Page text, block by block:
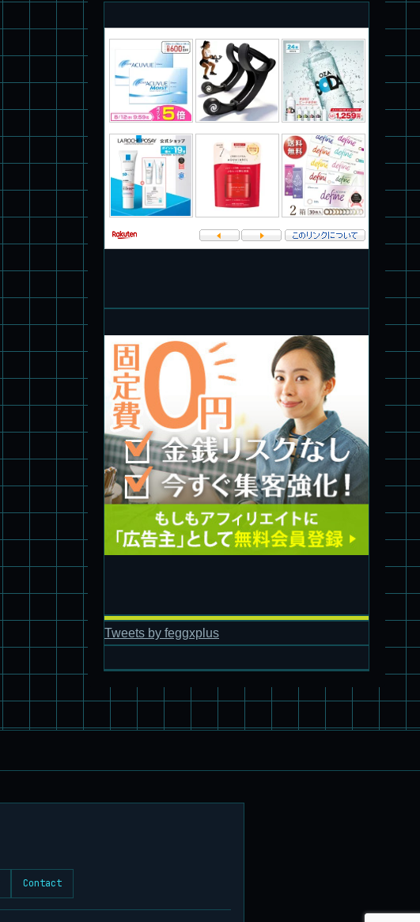
パチ組塗装★PLAMAX 1/72 バトロイド・バルキリー VF-1S ロ
イ・フォッカー スペシャル
パチ組★WAVE 1/35 マーシィドッグ & ストライクドッグ
旧キット製作★アオシマ ロボダッチ モビルタマゴロー
スコープドッグ サンサ戦 リーマン少佐機
Tweets by feggxplus
Contact